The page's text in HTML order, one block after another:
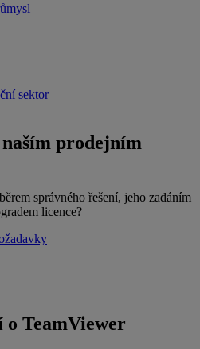
sektor
prodejním
správného řešení, jeho zadáním
licence?
TeamViewer